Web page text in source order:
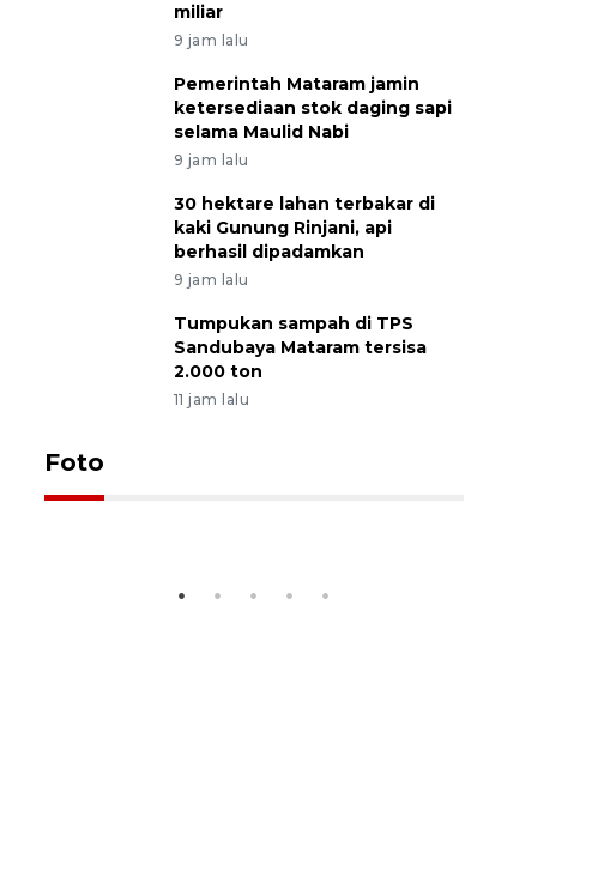
miliar
9 jam lalu
Pemerintah Mataram jamin
ketersediaan stok daging sapi
selama Maulid Nabi
9 jam lalu
30 hektare lahan terbakar di
kaki Gunung Rinjani, api
berhasil dipadamkan
9 jam lalu
Tumpukan sampah di TPS
Sandubaya Mataram tersisa
2.000 ton
11 jam lalu
Foto
Pengzhou dan Mataram
24 June 2026 10:20 WIB